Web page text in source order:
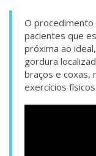
O procedimento
pacientes que
próxima ao
gordura
braços e coxas,
exercícios